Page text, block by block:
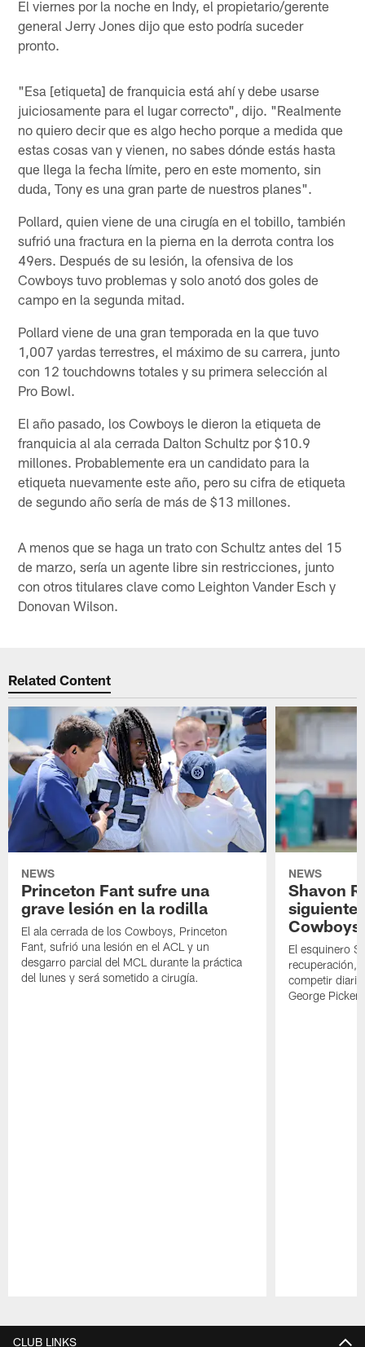
El viernes por la noche en Indy, el propietario/gerente
general Jerry Jones dijo que esto podría suceder
pronto.
"Esa [etiqueta] de franquicia está ahí y debe usarse
juiciosamente para el lugar correcto", dijo. "Realmente
no quiero decir que es algo hecho porque a medida que
estas cosas van y vienen, no sabes dónde estás hasta
que llega la fecha límite, pero en este momento, sin
duda, Tony es una gran parte de nuestros planes".
Pollard, quien viene de una cirugía en el tobillo, también
sufrió una fractura en la pierna en la derrota contra los
49ers. Después de su lesión, la ofensiva de los
Cowboys tuvo problemas y solo anotó dos goles de
campo en la segunda mitad.
Pollard viene de una gran temporada en la que tuvo
1,007 yardas terrestres, el máximo de su carrera, junto
con 12 touchdowns totales y su primera selección al
Pro Bowl.
El año pasado, los Cowboys le dieron la etiqueta de
franquicia al ala cerrada Dalton Schultz por $10.9
millones. Probablemente era un candidato para la
etiqueta nuevamente este año, pero su cifra de etiqueta
de segundo año sería de más de $13 millones.
A menos que se haga un trato con Schultz antes del 15
de marzo, sería un agente libre sin restricciones, junto
con otros titulares clave como Leighton Vander Esch y
Donovan Wilson.
Related Content
NEWS
Princeton Fant sufre una
grave lesión en la rodilla
El ala cerrada de los Cowboys, Princeton
Fant, sufrió una lesión en el ACL y un
desgarro parcial del MCL durante la práctica
del lunes y será sometido a cirugía.
NEWS
Shavon
siguiente
Cowboys
El esquinero
recuperación,
competir
George
CLUB LINKS